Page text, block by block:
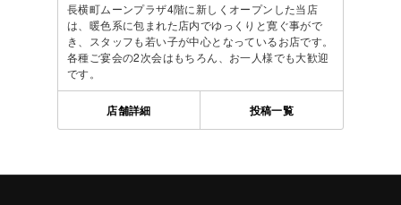
長横町ムーンプラザ4階に新しくオープンした当店
は、暖色系に包まれた店内でゆっくりと寛ぐ事がで
き、スタッフも若い子が中心となっているお店です。
各種ご宴会の2次会はもちろん、お一人様でも大歓迎
です。
店舗詳細 投稿一覧